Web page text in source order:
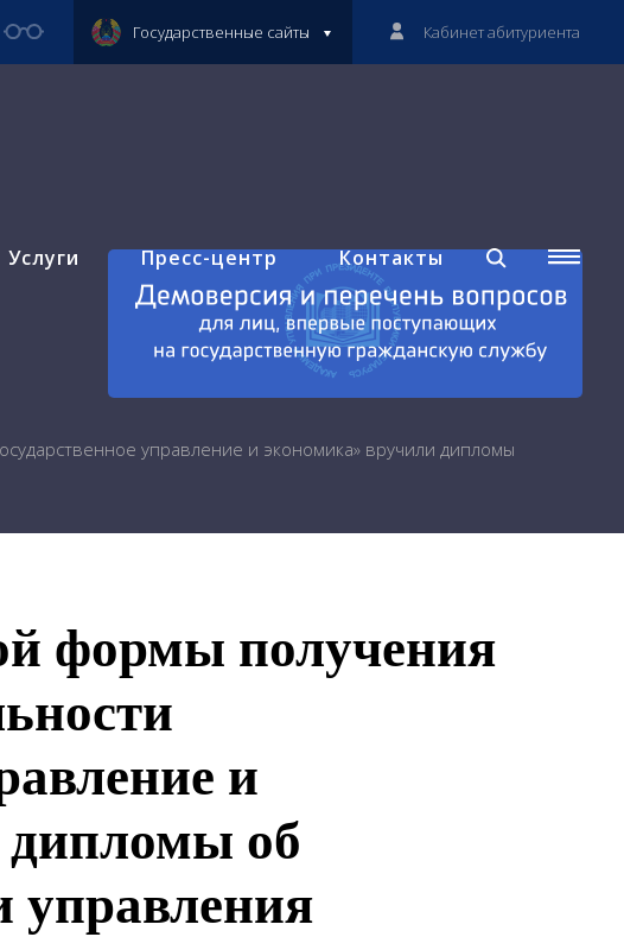
Услуги Пресс-центр Контакты
Государственные сайты Кабинет абитуриента
управление и экономика» вручили дипломы
формы получения
и
дипломы об
управления